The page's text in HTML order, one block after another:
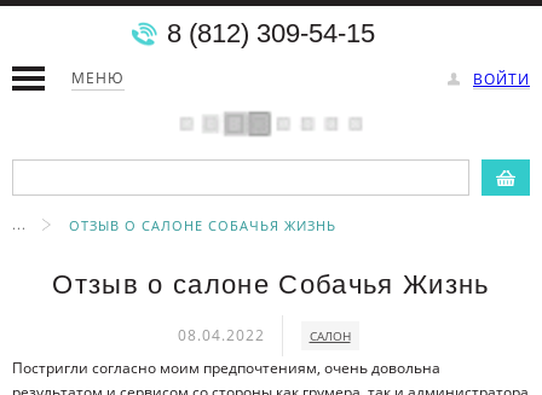
МЕНЮ ВОЙТИ
8 (812) 309-54-15
... ОТЗЫВ О САЛОНЕ СОБАЧЬЯ ЖИЗНЬ
Отзыв о салоне Собачья Жизнь
08.04.2022 САЛОН
Постригли согласно моим предпочтениям, очень довольна